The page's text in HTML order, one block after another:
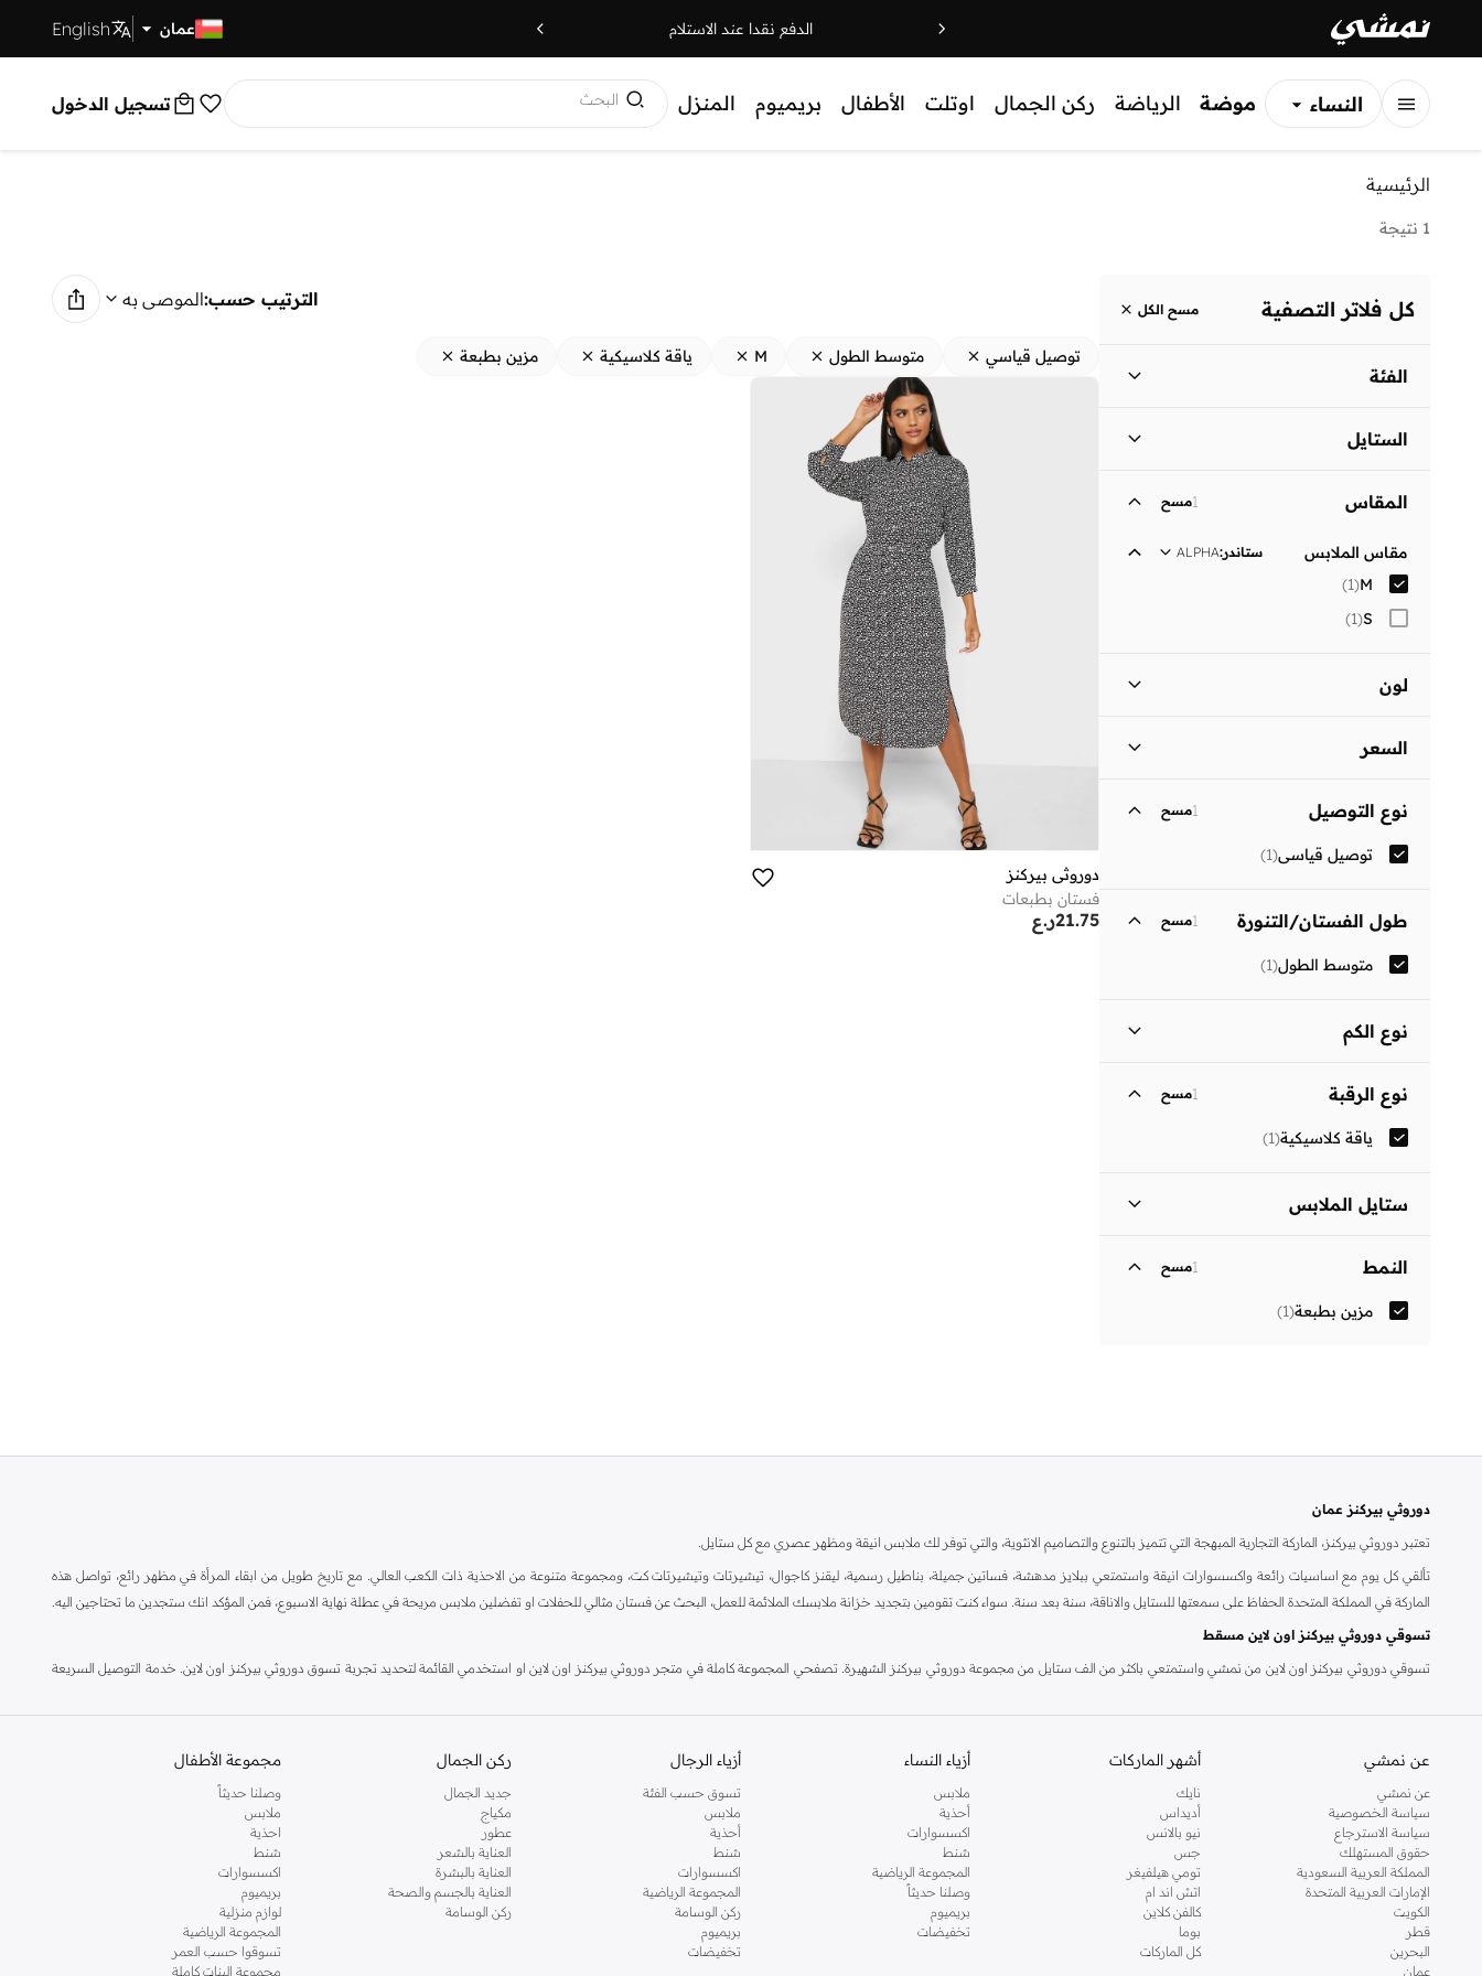
الدفع نقدا عند الاستلام عمان English
النساء
موضة الرياضة ركن الجمال اوتلت الأطفال بريميوم المنزل البحث تسجيل الدخول
الرئيسية
1 نتيجة
كل فلاتر التصفية مسح الكل
الفئة
نساء
الستايل
المقاس 1مسح
مقاس الملابس ستاندر:
ALPHA
M
(
1
)
S
(
1
)
لون
السعر
ر.ع
انطلق
نوع التوصيل 1مسح
توصيل قياسي(
1
)
طول الفستان/التنورة 1مسح
متوسط الطول(
1
)
نوع الكم
نوع الرقبة 1مسح
ياقة كلاسيكية(
1
)
ستايل الملابس
النمط 1مسح
مزين بطبعة(
1
)
الترتيب حسب:الموصى به
توصيل قياسي متوسط الطول M ياقة كلاسيكية مزين بطبعة
دوروثي بيركنز
فستان بطبعات
ر.ع21.75
دوروثي بيركنز عمان
تعتبر دوروثي بيركنز، الماركة التجارية المبهجة التي تتميز بالتنوع والتصاميم الانثوية، والتي توفر لك ملابس انيقة ومظهر عصري مع كل ستايل.
تألقي كل يوم مع اساسيات رائعة واكسسوارات انيقة واستمتعي ببلايز مدهشة، فساتين جميلة، بناطيل رسمية، ليقنز كاجوال، تيشيرتات وتيشيرتات كت، ومجموعة متنوعة من الاحذية ذات الكعب العالي. مع تاريخ طويل من ابقاء المرأة في مظهر رائع، تواصل هذه
الماركة في المملكة المتحدة الحفاظ على سمعتها للستايل والاناقة، سنة بعد سنة. سواء كنت تقومين بتجديد خزانة ملابسك الملائمة للعمل، البحث عن فستان مثالي للحفلات او تفضلين ملابس مريحة في عطلة نهاية الاسبوع، فمن المؤكد انك ستجدين ما تحتاجين اليه.
تسوقي دوروثي بيركنز اون لاين مسقط
تسوقي دوروثي بيركنز اون لاين من نمشي واستمتعي باكثر من الف ستايل من مجموعة دوروثي بيركنز الشهيرة. تصفحي المجموعة كاملة في متجر دوروثي بيركنز اون لاين او استخدمي القائمة لتحديد تجربة تسوق دوروثي بيركنز اون لاين. خدمة التوصيل السريعة
عن نمشي
عن نمشي
سياسة الخصوصية
سياسة الاسترجاع
حقوق المستهلك
المملكة العربية السعودية
الإمارات العربية المتحدة
الكويت
قطر
البحرين
عمان
أشهر الماركات
نايك
أديداس
نيو بالانس
جس
تومي هيلفيغر
اتش اند ام
كالفن كلاين
بوما
كل الماركات
أزياء النساء
ملابس
أحذية
اكسسوارات
شنط
المجموعة الرياضية
وصلنا حديثاً
بريميوم
تخفيضات
أزياء الرجال
تسوق حسب الفئة
ملابس
أحذية
شنط
اكسسوارات
المجموعة الرياضية
ركن الوسامة
بريميوم
تخفيضات
ركن الجمال
جديد الجمال
مكياج
عطور
العناية بالشعر
العناية بالبشرة
العناية بالجسم والصحة
ركن الوسامة
مجموعة الأطفال
وصلنا حديثاً
ملابس
احذية
شنط
اكسسوارات
بريميوم
لوازم منزلية
المجموعة الرياضية
تسوقوا حسب العمر
مجموعة البنات كاملة